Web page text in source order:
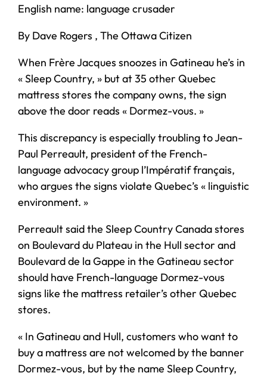
English name: language crusader
By Dave Rogers , The Ottawa Citizen
When Frère Jacques snoozes in Gatineau he’s in
« Sleep Country, » but at 35 other Quebec
mattress stores the company owns, the sign
above the door reads « Dormez-vous. »
This discrepancy is especially troubling to Jean-
Paul Perreault, president of the French-
language advocacy group l’Impératif français,
who argues the signs violate Quebec’s « linguistic
environment. »
Perreault said the Sleep Country Canada stores
on Boulevard du Plateau in the Hull sector and
Boulevard de la Gappe in the Gatineau sector
should have French-language Dormez-vous
signs like the mattress retailer’s other Quebec
stores.
« In Gatineau and Hull, customers who want to
buy a mattress are not welcomed by the banner
Dormez-vous, but by the name Sleep Country,